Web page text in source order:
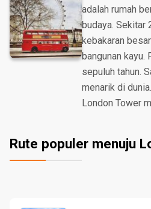
adalah rumah
budaya. Sekitar
kebakaran
bangunan
sepuluh tahun.
menarik di
London Tower
Rute populer menuju